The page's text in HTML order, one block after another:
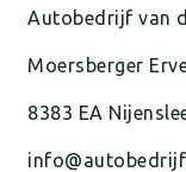
Autobedrijf van
Moersberger
8383 EA